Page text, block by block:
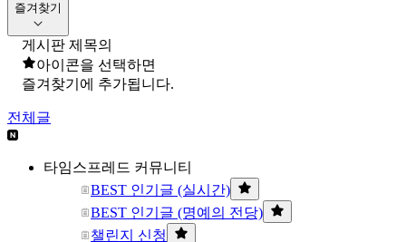
즐겨찾기
게시판 제목의
아이콘을 선택하면
즐겨찾기에 추가됩니다.
전체글
타임스프레드 커뮤니티
BEST 인기글 (실시간)
BEST 인기글 (명예의 전당)
챌린지 신청